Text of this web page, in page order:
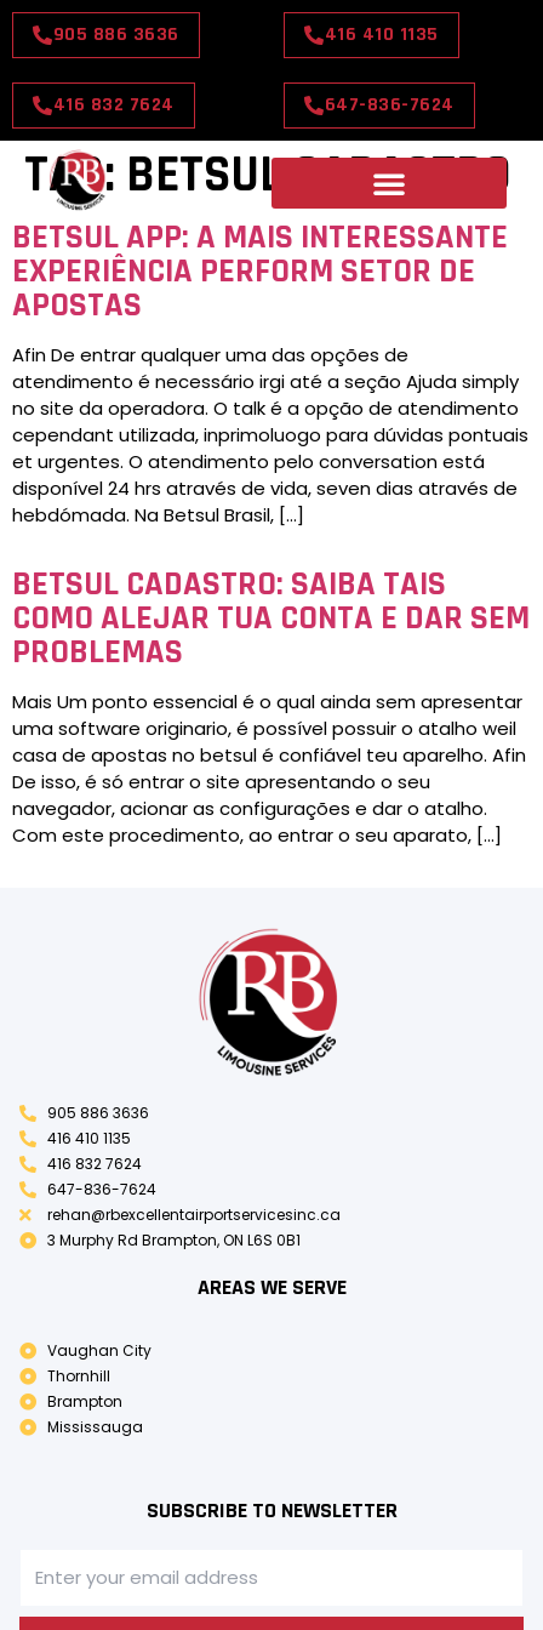
905 886 3636 416 410 1135
416 832 7624 647-836-7624
TAG: BETSUL CADASTRO
BETSUL APP: A MAIS INTERESSANTE
EXPERIÊNCIA PERFORM SETOR DE
APOSTAS
Afin De entrar qualquer uma das opções de
atendimento é necessário irgi até a seção Ajuda simply
no site da operadora. O talk é a opção de atendimento
cependant utilizada, inprimoluogo para dúvidas pontuais
et urgentes. O atendimento pelo conversation está
disponível 24 hrs através de vida, seven dias através de
hebdómada. Na Betsul Brasil, […]
BETSUL CADASTRO: SAIBA TAIS
COMO ALEJAR TUA CONTA E DAR SEM
PROBLEMAS
Mais Um ponto essencial é o qual ainda sem apresentar
uma software originario, é possível possuir o atalho weil
casa de apostas no betsul é confiável teu aparelho. Afin
De isso, é só entrar o site apresentando o seu
navegador, acionar as configurações e dar o atalho.
Com este procedimento, ao entrar o seu aparato, […]
905 886 3636
416 410 1135
416 832 7624
647-836-7624
rehan@rbexcellentairportservicesinc.ca
3 Murphy Rd Brampton, ON L6S 0B1
AREAS WE SERVE
Vaughan City
Thornhill
Brampton
Mississauga
SUBSCRIBE TO NEWSLETTER